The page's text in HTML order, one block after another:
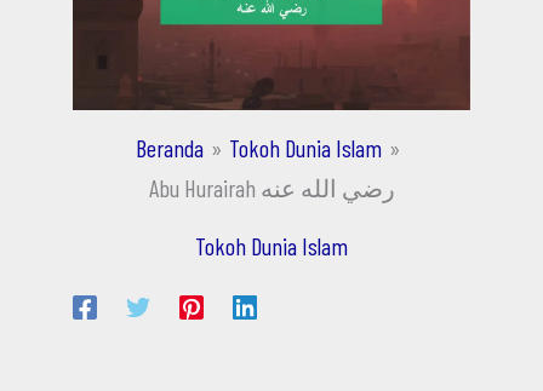
Beranda
Tokoh Dunia Islam
Abu Hurairah رضي الله عنه
Tokoh Dunia Islam